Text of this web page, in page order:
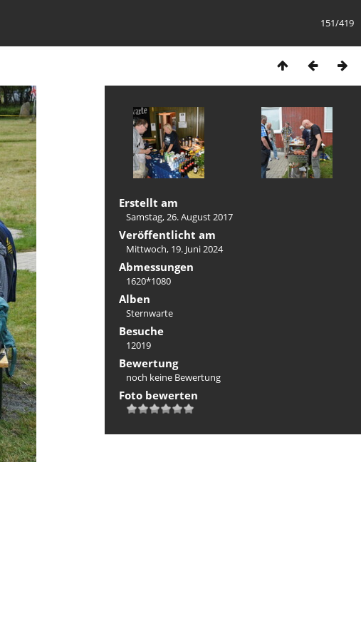
151/419
Erstellt am
Samstag, 26. August 2017
Veröffentlicht am
Mittwoch, 19. Juni 2024
Abmessungen
1620*1080
Alben
Sternwarte
Besuche
12019
Bewertung
noch keine Bewertung
Foto bewerten